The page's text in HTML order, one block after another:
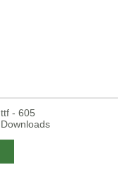
ttf - 605
Downloads